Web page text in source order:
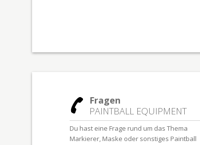
Fragen
PAINTBALL EQUIPMENT
Du hast eine Frage rund um das Thema
Markierer, Maske oder sonstiges Paintball